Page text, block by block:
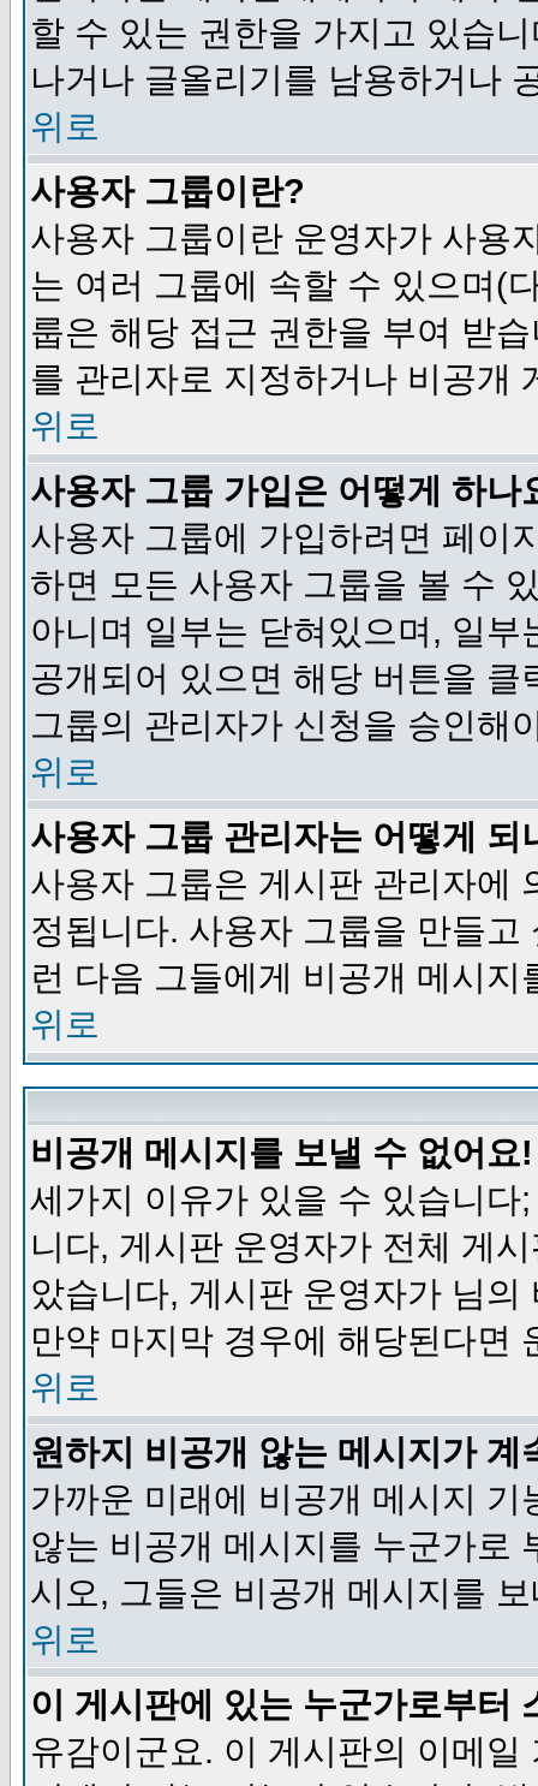
할 수 있는 권한을 가지고 있습
나거나 글올리기를 남용하거나
위로
사용자 그룹이란?
사용자 그룹이란 운영자가 사용
는 여러 그룹에 속할 수 있으며(
룹은 해당 접근 권한을 부여 받
를 관리자로 지정하거나 비공개
위로
사용자 그룹 가입은 어떻게 하나
사용자 그룹에 가입하려면 페이
하면 모든 사용자 그룹을 볼 수
아니며 일부는 닫혀있으며, 일
공개되어 있으면 해당 버튼을
그룹의 관리자가 신청을 승인해
위로
사용자 그룹 관리자는 어떻게 되
사용자 그룹은 게시판 관리자에
정됩니다. 사용자 그룹을 만들
런 다음 그들에게 비공개 메시지
위로
비공개 메시지를 보낼 수 없어요!
세가지 이유가 있을 수 있습니
니다, 게시판 운영자가 전체 게
았습니다, 게시판 운영자가 님
만약 마지막 경우에 해당된다면
위로
원하지 비공개 않는 메시지가 계
가까운 미래에 비공개 메시지
않는 비공개 메시지를 누군가로
시오, 그들은 비공개 메시지를
위로
이 게시판에 있는 누군가로부터
유감이군요. 이 게시판의 이메